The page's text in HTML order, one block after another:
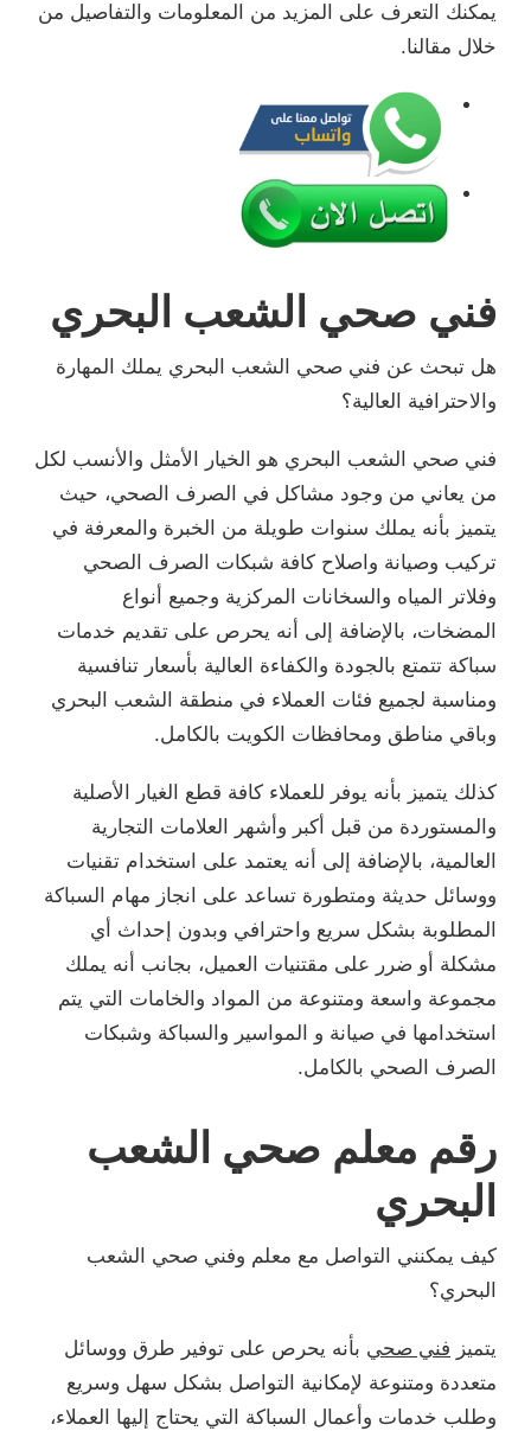
يمكنك التعرف على المزيد من المعلومات والتفاصيل من
خلال مقالنا.
فني صحي الشعب البحري
هل تبحث عن فني صحي الشعب البحري يملك المهارة
والاحترافية العالية؟
فني صحي الشعب البحري هو الخيار الأمثل والأنسب لكل
من يعاني من وجود مشاكل في الصرف الصحي، حيث
يتميز بأنه يملك سنوات طويلة من الخبرة والمعرفة في
تركيب وصيانة واصلاح كافة شبكات الصرف الصحي
وفلاتر المياه والسخانات المركزية وجميع أنواع
المضخات، بالإضافة إلى أنه يحرص على تقديم خدمات
سباكة تتمتع بالجودة والكفاءة العالية بأسعار تنافسية
ومناسبة لجميع فئات العملاء في منطقة الشعب البحري
وباقي مناطق ومحافظات الكويت بالكامل.
كذلك يتميز بأنه يوفر للعملاء كافة قطع الغيار الأصلية
والمستوردة من قبل أكبر وأشهر العلامات التجارية
العالمية، بالإضافة إلى أنه يعتمد على استخدام تقنيات
ووسائل حديثة ومتطورة تساعد على انجاز مهام السباكة
المطلوبة بشكل سريع واحترافي وبدون إحداث أي
مشكلة أو ضرر على مقتنيات العميل، بجانب أنه يملك
مجموعة واسعة ومتنوعة من المواد والخامات التي يتم
استخدامها في صيانة و المواسير والسباكة وشبكات
الصرف الصحي بالكامل.
رقم معلم صحي الشعب
البحري
كيف يمكنني التواصل مع معلم وفني صحي الشعب
البحري؟
يتميز فني صحي بأنه يحرص على توفير طرق ووسائل
متعددة ومتنوعة لإمكانية التواصل بشكل سهل وسريع
وطلب خدمات وأعمال السباكة التي يحتاج إليها العملاء،